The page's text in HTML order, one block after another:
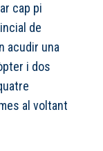
cap pi
de
acudir una
i dos
al voltant